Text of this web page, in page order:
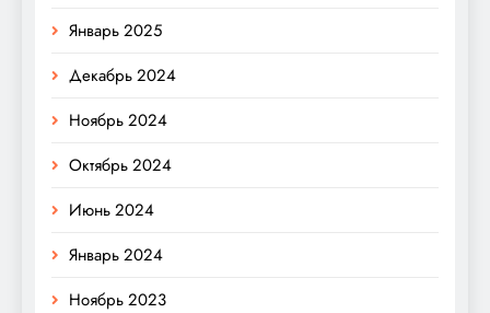
Январь 2025
Декабрь 2024
Ноябрь 2024
Октябрь 2024
Июнь 2024
Январь 2024
Ноябрь 2023